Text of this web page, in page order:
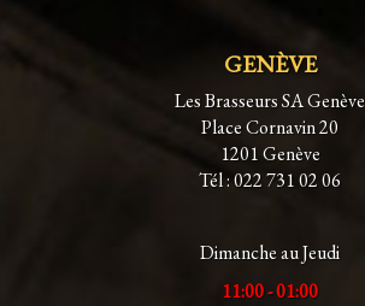
GENÈVE
Les Brasseurs SA Genève
Place Cornavin 20
1201 Genève
Tél : 022 731 02 06
Dimanche au Jeudi
11:00 - 01:00